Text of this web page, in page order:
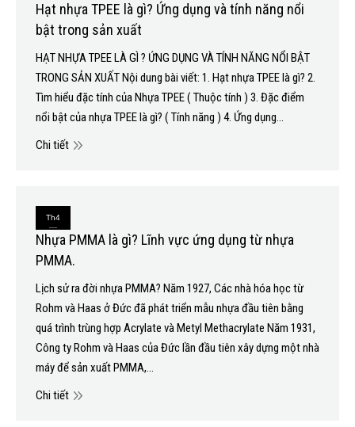
4
2025
Hạt nhựa TPEE là gì? Ứng dụng và tính năng nổi
bật trong sản xuất
HẠT NHỰA TPEE LÀ GÌ ? ỨNG DỤNG VÀ TÍNH NĂNG NỔI BẬT
TRONG SẢN XUẤT Nội dung bài viết: 1. Hạt nhựa TPEE là gì? 2.
Tìm hiểu đặc tính của Nhựa TPEE ( Thuộc tính ) 3. Đặc điểm
nổi bật của nhựa TPEE là gì? ( Tính năng ) 4. Ứng dụng…
Chi tiết
Th4
21
2021
Nhựa PMMA là gì? Lĩnh vực ứng dụng từ nhựa
PMMA.
Lịch sử ra đời nhựa PMMA? Năm 1927, Các nhà hóa học từ
Rohm và Haas ở Đức đã phát triển mẫu nhựa đầu tiên bằng
quá trình trùng hợp Acrylate và Metyl Methacrylate Năm 1931,
Công ty Rohm và Haas của Đức lần đầu tiên xây dựng một nhà
máy để sản xuất PMMA,…
Chi tiết